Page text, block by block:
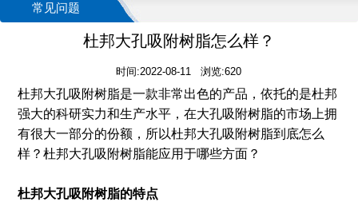
常见问题
杜邦大孔吸附树脂怎么样？
时间:2022-08-11 浏览:620
杜邦大孔吸附树脂是一款非常出色的产品，依托的是杜邦
强大的科研实力和生产水平，在大孔吸附树脂的市场上拥
有很大一部分的份额，所以杜邦大孔吸附树脂到底怎么
样？杜邦大孔吸附树脂能应用于哪些方面？
杜邦大孔吸附树脂的特点